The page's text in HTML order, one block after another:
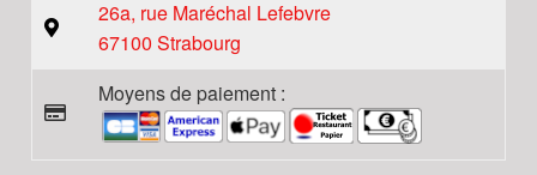
26a, rue Maréchal Lefebvre
67100 Strabourg
Moyens de paiement :